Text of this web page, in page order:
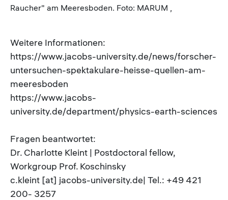
Raucher" am Meeresboden. Foto: MARUM ,
Weitere Informationen:
https://www.jacobs-university.de/news/forscher-
untersuchen-spektakulare-heisse-quellen-am-
meeresboden
https://www.jacobs-
university.de/department/physics-earth-sciences
Fragen beantwortet:
Dr. Charlotte Kleint | Postdoctoral fellow,
Workgroup Prof. Koschinsky
c.kleint [at] jacobs-university.de| Tel.: +49 421
200- 3257